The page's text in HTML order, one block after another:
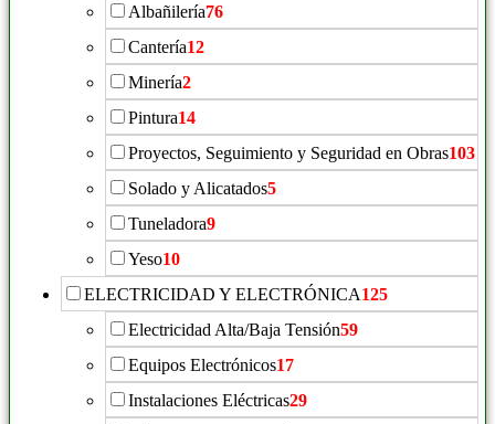
Albañilería76
Cantería12
Minería2
Pintura14
Proyectos, Seguimiento y Seguridad en Obras103
Solado y Alicatados5
Tuneladora9
Yeso10
ELECTRICIDAD Y ELECTRÓNICA125
Electricidad Alta/Baja Tensión59
Equipos Electrónicos17
Instalaciones Eléctricas29